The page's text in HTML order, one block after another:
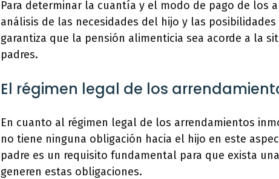
Para determinar la cuantía y el modo de pago de los
análisis de las necesidades del hijo y las
garantiza que la pensión alimenticia sea acorde a la
padres.
El régimen legal de los
En cuanto al régimen legal de los arrendamientos
no tiene ninguna obligación hacia el hijo en este
padre es un requisito fundamental para que exista
generen estas obligaciones.